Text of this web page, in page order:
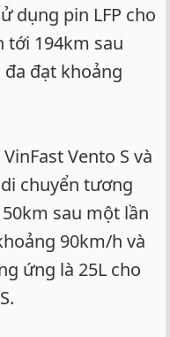
dụng pin LFP cho
tới 194km sau
đạt khoảng
Vento S và
chuyển tương
sau một lần
90km/h và
ứng là 25L cho